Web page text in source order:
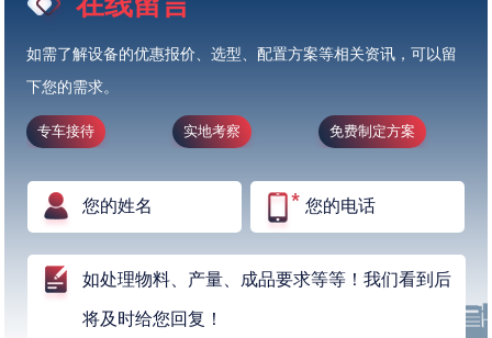
如需了解设备的优惠报价、选型、配置方案等相关资讯，可以留
下您的需求。
专车接待 实地考察 免费制定方案